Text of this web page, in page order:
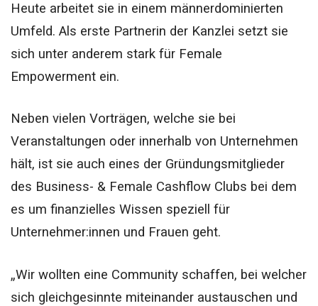
Heute arbeitet sie in einem männerdominierten
Umfeld. Als erste Partnerin der Kanzlei setzt sie
sich unter anderem stark für Female
Empowerment ein.
Neben vielen Vorträgen, welche sie bei
Veranstaltungen oder innerhalb von Unternehmen
hält, ist sie auch eines der Gründungsmitglieder
des Business- & Female Cashflow Clubs bei dem
es um finanzielles Wissen speziell für
Unternehmer:innen und Frauen geht.
„Wir wollten eine Community schaffen, bei welcher
sich gleichgesinnte miteinander austauschen und